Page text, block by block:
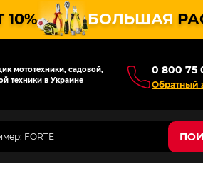
10% БОЛЬШАЯ
мототехники, садовой,
техники в Украине
0 800 75
Обратный